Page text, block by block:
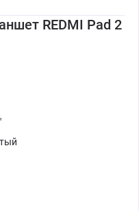
REDMI Pad 2